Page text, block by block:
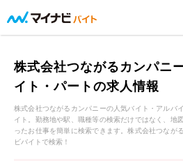
株式会社つながるカンパニ
イト・パートの求人情報
株式会社つながるカンパニーの人気バイト・アルバ
イト。勤務地や駅、職種等の検索だけではなく、地
ったお仕事を簡単に検索できます。株式会社つなが
ビバイトで検索！